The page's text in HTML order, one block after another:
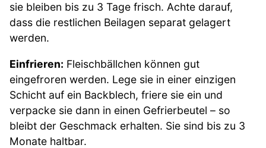
sie bleiben bis zu 3 Tage frisch. Achte darauf,
dass die restlichen Beilagen separat gelagert
werden.
Einfrieren: Fleischbällchen können gut
eingefroren werden. Lege sie in einer einzigen
Schicht auf ein Backblech, friere sie ein und
verpacke sie dann in einen Gefrierbeutel – so
bleibt der Geschmack erhalten. Sie sind bis zu 3
Monate haltbar.